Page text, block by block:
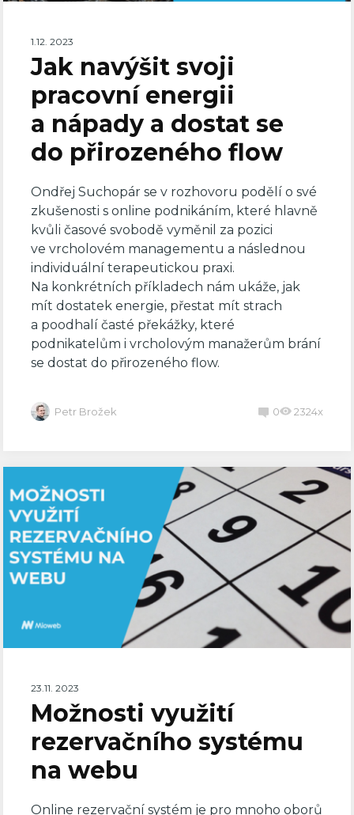
1.12. 2023
Jak navýšit svoji
pracovní energii
a nápady a dostat se
do přirozeného flow
Ondřej Suchopár se v rozhovoru podělí o své
zkušenosti s online podnikáním, které hlavně
kvůli časové svobodě vyměnil za pozici
ve vrcholovém managementu a následnou
individuální terapeutickou praxi.
Na konkrétních příkladech nám ukáže, jak
mít dostatek energie, přestat mít strach
a poodhalí časté překážky, které
podnikatelům i vrcholovým manažerům brání
se dostat do přirozeného flow.
Petr Brožek 0 2324x
23.11. 2023
Možnosti využití
rezervačního systému
na webu
Online rezervační systém je pro mnoho oborů